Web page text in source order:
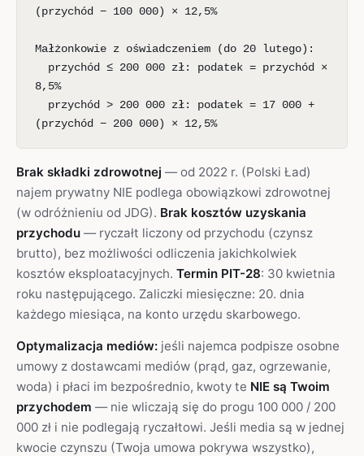
(przychód − 100 000) × 12,5%
Małżonkowie z oświadczeniem (do 20 lutego):
przychód ≤ 200 000 zł: podatek = przychód ×
8,5%
przychód > 200 000 zł: podatek = 17 000 +
(przychód − 200 000) × 12,5%
Brak składki zdrowotnej — od 2022 r. (Polski Ład)
najem prywatny NIE podlega obowiązkowi zdrowotnej
(w odróżnieniu od JDG). Brak kosztów uzyskania
przychodu — ryczałt liczony od przychodu (czynsz
brutto), bez możliwości odliczenia jakichkolwiek
kosztów eksploatacyjnych. Termin PIT-28: 30 kwietnia
roku następującego. Zaliczki miesięczne: 20. dnia
każdego miesiąca, na konto urzędu skarbowego.
Optymalizacja mediów: jeśli najemca podpisze osobne
umowy z dostawcami mediów (prąd, gaz, ogrzewanie,
woda) i płaci im bezpośrednio, kwoty te NIE są Twoim
przychodem — nie wliczają się do progu 100 000 / 200
000 zł i nie podlegają ryczałtowi. Jeśli media są w jednej
kwocie czynszu (Twoja umowa pokrywa wszystko),